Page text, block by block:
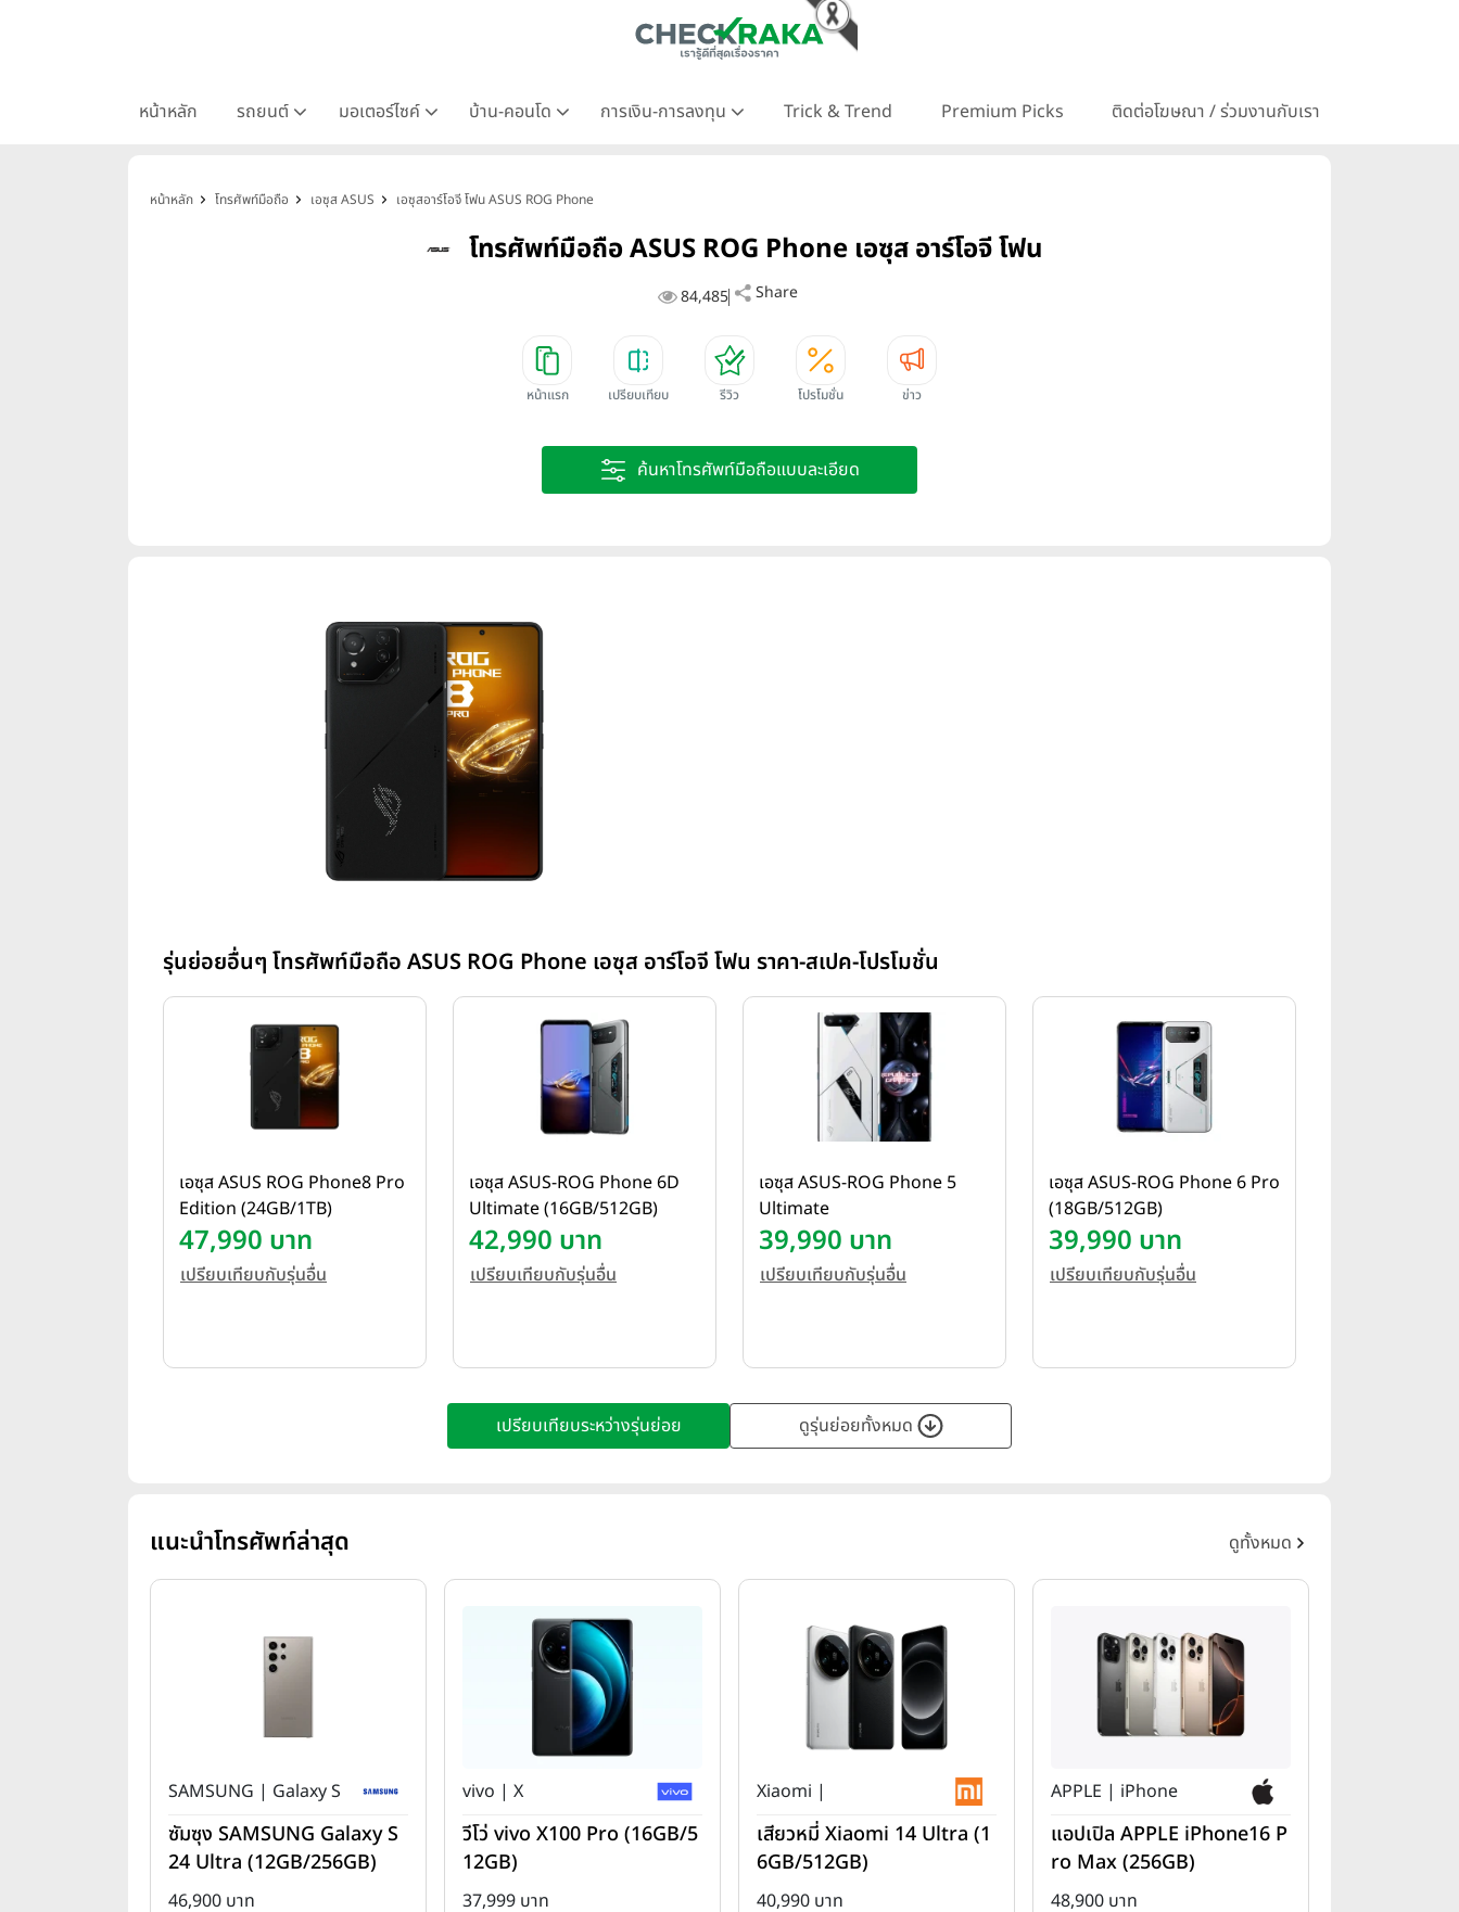
หน้าหลัก รถยนต์ มอเตอร์ไซค์ บ้าน-คอนโด การเงิน-การลงทุน Trick & Trend Premium Picks ติดต่อโฆษณา / ร่วมงานกับเรา
หน้าหลัก โทรศัพท์มือถือ เอซุส ASUS เอซุสอาร์โอจี โฟน ASUS ROG Phone
โทรศัพท์มือถือ ASUS ROG Phone เอซุส อาร์โอจี โฟน
84,485 Share
หน้าแรก เปรียบเทียบ รีวิว โปรโมชั่น ข่าว
ค้นหาโทรศัพท์มือถือแบบละเอียด
รุ่นย่อยอื่นๆ โทรศัพท์มือถือ ASUS ROG Phone เอซุส อาร์โอจี โฟน ราคา-สเปค-โปรโมชั่น
เอซุส ASUS ROG Phone8 Pro
Edition (24GB/1TB)
47,990 บาท
เปรียบเทียบกับรุ่นอื่น
เอซุส ASUS-ROG Phone 6D
Ultimate (16GB/512GB)
42,990 บาท
เปรียบเทียบกับรุ่นอื่น
เอซุส ASUS-ROG Phone 5
Ultimate
39,990 บาท
เปรียบเทียบกับรุ่นอื่น
เอซุส ASUS-ROG Phone 6 Pro
(18GB/512GB)
39,990 บาท
เปรียบเทียบกับรุ่นอื่น
เปรียบเทียบระหว่างรุ่นย่อย ดูรุ่นย่อยทั้งหมด
แนะนำโทรศัพท์ล่าสุด ดูทั้งหมด
SAMSUNG | Galaxy S
ซัมซุง SAMSUNG Galaxy S
24 Ultra (12GB/256GB)
46,900 บาท
vivo | X
วีโว่ vivo X100 Pro (16GB/5
12GB)
37,999 บาท
Xiaomi |
เสียวหมี่ Xiaomi 14 Ultra (1
6GB/512GB)
40,990 บาท
APPLE | iPhone
แอปเปิล APPLE iPhone16 P
ro Max (256GB)
48,900 บาท